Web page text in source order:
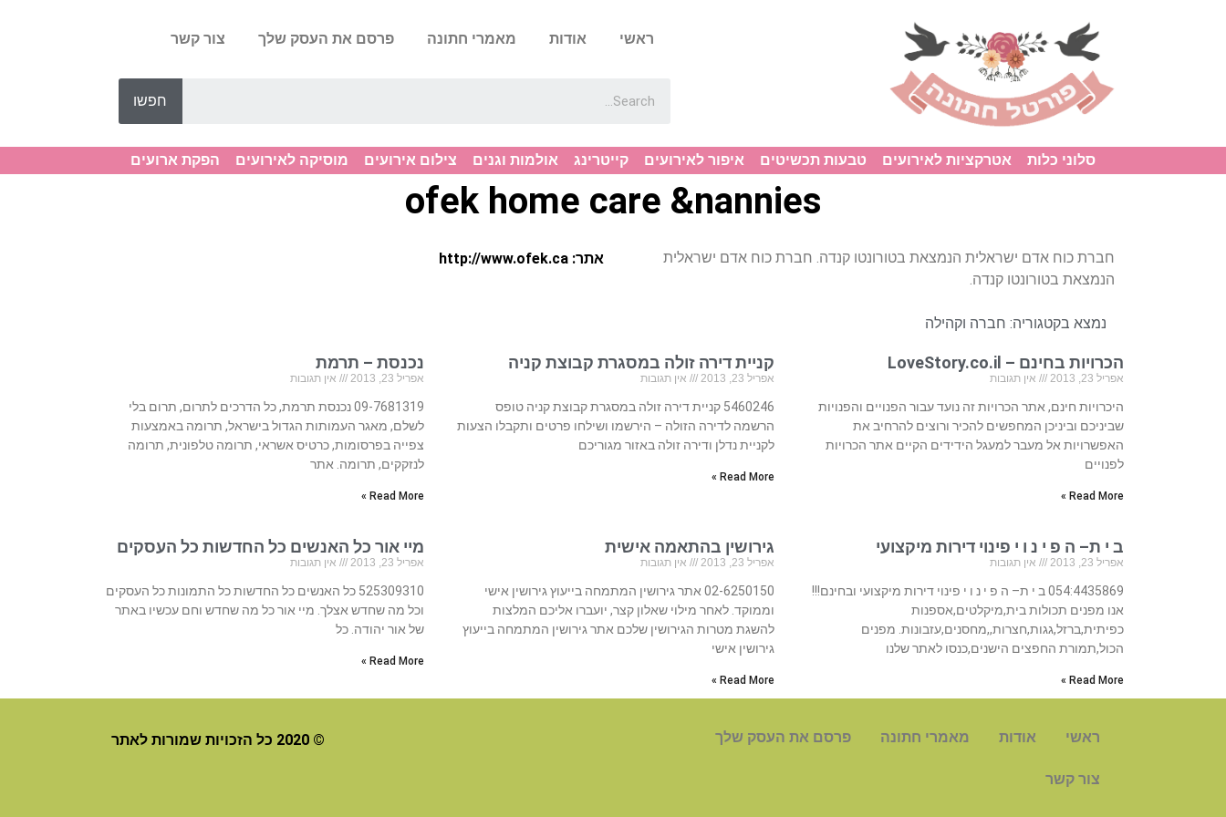
ראשי אודות מאמרי חתונה פרסם את העסק שלך צור קשר
חפשו
סלוני כלות אטרקציות לאירועים טבעות תכשיטים איפור לאירועים קייטרינג אולמות וגנים צילום אירועים מוסיקה לאירועים הפקת ארועים
ofek home care &nannies
חברת כוח אדם ישראלית הנמצאת בטורונטו קנדה. חברת כוח אדם ישראלית
הנמצאת בטורונטו קנדה.
אתר: http://www.ofek.ca
נמצא בקטגוריה: חברה וקהילה
הכרויות בחינם – LoveStory.co.il
אפריל 23, 2013 אין תגובות
היכרויות חינם, אתר הכרויות זה נועד עבור הפנויים והפנויות
שביניכם וביניכן המחפשים להכיר ורוצים להרחיב את
האפשרויות אל מעבר למעגל הידידים הקיים אתר הכרויות
לפנויים
Read More »
קניית דירה זולה במסגרת קבוצת קניה
אפריל 23, 2013 אין תגובות
5460246 קניית דירה זולה במסגרת קבוצת קניה טופס
הרשמה לדירה הזולה – הירשמו ושילחו פרטים ותקבלו הצעות
לקניית נדלן ודירה זולה באזור מגוריכם
Read More »
נכנסת – תרמת
אפריל 23, 2013 אין תגובות
09-7681319 נכנסת תרמת, כל הדרכים לתרום, תרום בלי
לשלם, מאגר העמותות הגדול בישראל, תרומה באמצעות
צפייה בפרסומות, כרטיס אשראי, תרומה טלפונית, תרומה
לנזקקים, תרומה. אתר
Read More »
ב י ת– ה פ י נ ו י פינוי דירות מיקצועי
אפריל 23, 2013 אין תגובות
054:4435869 ב י ת– ה פ י נ ו י פינוי דירות מיקצועי ובחינם!!!
אנו מפנים תכולות בית,מיקלטים,אספנות
כפיתית,ברזל,גגות,חצרות,,מחסנים,עזבונות. מפנים
הכול,תמורת החפצים הישנים,כנסו לאתר שלנו
Read More »
גירושין בהתאמה אישית
אפריל 23, 2013 אין תגובות
02-6250150 אתר גירושין המתמחה בייעוץ גירושין אישי
וממוקד. לאחר מילוי שאלון קצר, יועברו אליכם המלצות
להשגת מטרות הגירושין שלכם אתר גירושין המתמחה בייעוץ
גירושין אישי
Read More »
מיי אור כל האנשים כל החדשות כל העסקים
אפריל 23, 2013 אין תגובות
525309310 כל האנשים כל החדשות כל התמונות כל העסקים
וכל מה שחדש אצלך. מיי אור כל מה שחדש וחם עכשיו באתר
של אור יהודה. כל
Read More »
ראשי אודות מאמרי חתונה פרסם את העסק שלך
צור קשר
© 2020 כל הזכויות שמורות לאתר